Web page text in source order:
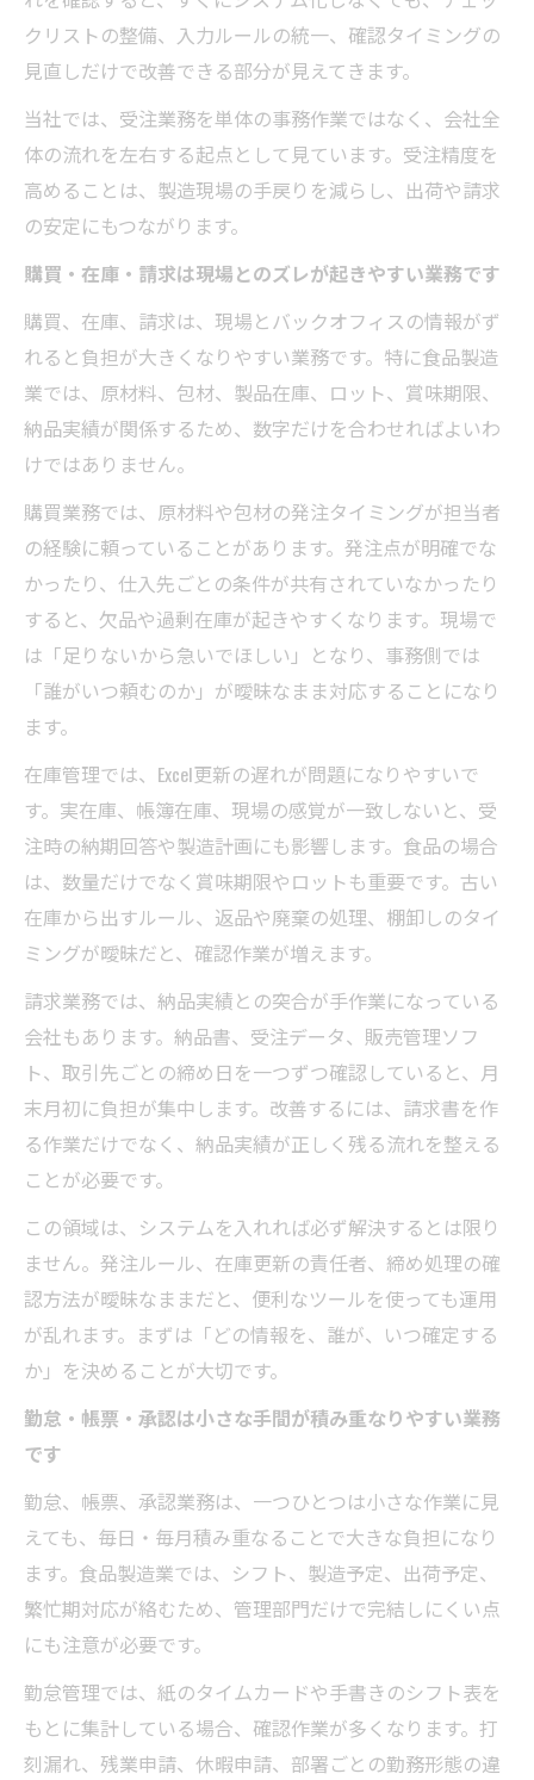
クリストの整備、入力ルールの統一、確認タイミングの
見直しだけで改善できる部分が見えてきます。
当社では、受注業務を単体の事務作業ではなく、会社全
体の流れを左右する起点として見ています。受注精度を
高めることは、製造現場の手戻りを減らし、出荷や請求
の安定にもつながります。
購買・在庫・請求は現場とのズレが起きやすい業務です
購買、在庫、請求は、現場とバックオフィスの情報がず
れると負担が大きくなりやすい業務です。特に食品製造
業では、原材料、包材、製品在庫、ロット、賞味期限、
納品実績が関係するため、数字だけを合わせればよいわ
けではありません。
購買業務では、原材料や包材の発注タイミングが担当者
の経験に頼っていることがあります。発注点が明確でな
かったり、仕入先ごとの条件が共有されていなかったり
すると、欠品や過剰在庫が起きやすくなります。現場で
は「足りないから急いでほしい」となり、事務側では
「誰がいつ頼むのか」が曖昧なまま対応することになり
ます。
在庫管理では、Excel更新の遅れが問題になりやすいで
す。実在庫、帳簿在庫、現場の感覚が一致しないと、受
注時の納期回答や製造計画にも影響します。食品の場合
は、数量だけでなく賞味期限やロットも重要です。古い
在庫から出すルール、返品や廃棄の処理、棚卸しのタイ
ミングが曖昧だと、確認作業が増えます。
請求業務では、納品実績との突合が手作業になっている
会社もあります。納品書、受注データ、販売管理ソフ
ト、取引先ごとの締め日を一つずつ確認していると、月
末月初に負担が集中します。改善するには、請求書を作
る作業だけでなく、納品実績が正しく残る流れを整える
ことが必要です。
この領域は、システムを入れれば必ず解決するとは限り
ません。発注ルール、在庫更新の責任者、締め処理の確
認方法が曖昧なままだと、便利なツールを使っても運用
が乱れます。まずは「どの情報を、誰が、いつ確定する
か」を決めることが大切です。
勤怠・帳票・承認は小さな手間が積み重なりやすい業務
です
勤怠、帳票、承認業務は、一つひとつは小さな作業に見
えても、毎日・毎月積み重なることで大きな負担になり
ます。食品製造業では、シフト、製造予定、出荷予定、
繁忙期対応が絡むため、管理部門だけで完結しにくい点
にも注意が必要です。
勤怠管理では、紙のタイムカードや手書きのシフト表を
もとに集計している場合、確認作業が多くなります。打
刻漏れ、残業申請、休暇申請、部署ごとの勤務形態の違